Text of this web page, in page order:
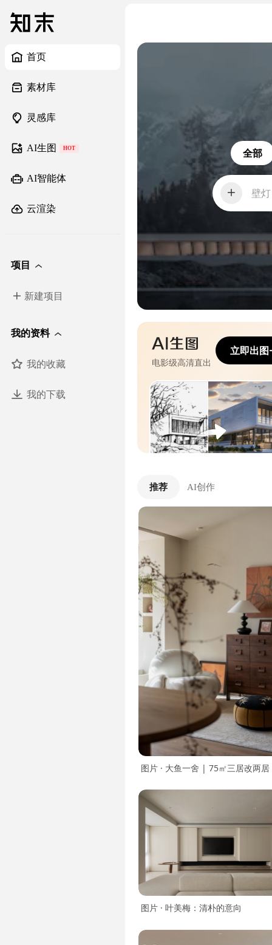
首页
素材库
灵感库
AI生图 HOT
AI智能体
云渲染
项目
新建项目
我的资料
我的收藏
我的下载
全部
壁灯
电影级高清直出
立即出图
推荐 AI创作
图片 · 叶美梅：清朴的意向